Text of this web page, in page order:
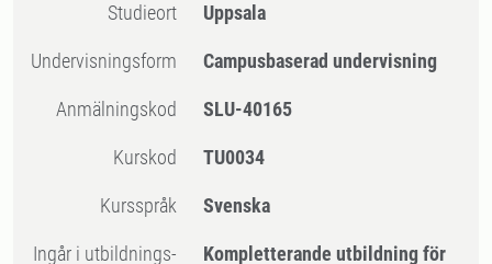
Studieort Uppsala
Undervisningsform Campusbaserad undervisning
Anmälningskod SLU-40165
Kurskod TU0034
Kursspråk Svenska
Ingår i utbildnings- Kompletterande utbildning för